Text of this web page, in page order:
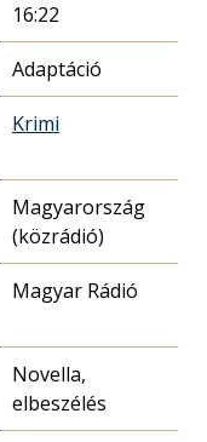
16:22
Adaptáció
Krimi
Magyarország
(közrádió)
Magyar Rádió
Novella,
elbeszélés